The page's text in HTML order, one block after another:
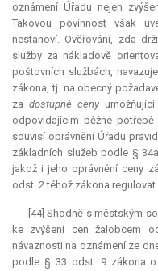
oznámení Úřadu nejen
Takovou povinnost však
nestanoví. Ověřování, zda
služby za nákladově
poštovních službách,
zákona, tj. na obecný
zadostupné ceny
odpovídajícím běžné
souvisí oprávnění Úřadu
základních služeb podle §
jakož i jeho oprávnění ceny
odst. 2 téhož zákona regulovat.
[44] Shodně s městským
ke zvýšení cen žalobcem
návaznosti na oznámení ze
podle § 33 odst. 9 zákona o